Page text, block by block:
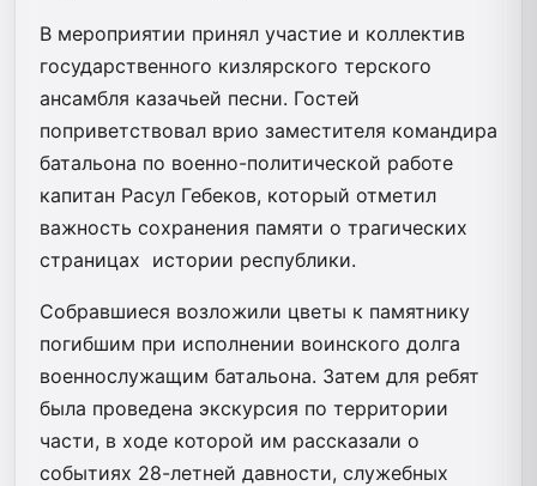
В мероприятии принял участие и коллектив
государственного кизлярского терского
ансамбля казачьей песни. Гостей
поприветствовал врио заместителя командира
батальона по военно-политической работе
капитан Расул Гебеков, который отметил
важность сохранения памяти о трагических
страницах истории республики.
Собравшиеся возложили цветы к памятнику
погибшим при исполнении воинского долга
военнослужащим батальона. Затем для ребят
была проведена экскурсия по территории
части, в ходе которой им рассказали о
событиях 28-летней давности, служебных